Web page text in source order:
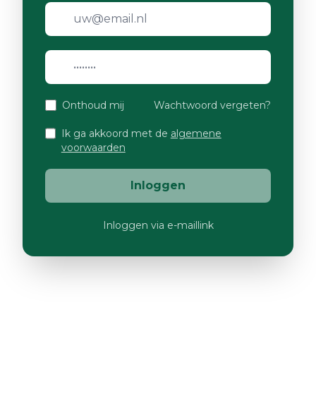
Onthoud mij Wachtwoord vergeten?
Ik ga akkoord met de algemene
voorwaarden
Inloggen
Inloggen via e-maillink